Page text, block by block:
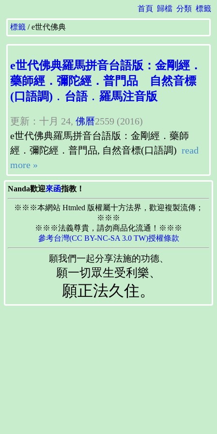
首頁 歸檔 分類 標籤
標籤 e世代佛典
e世代佛典羅馬拼音台語版：金剛經．
藥師經．彌陀經．普門品 自然音標
(口語調)﹒台語﹒羅馬注音版
更新：十月 24, 佛曆2559 (2016)
e世代佛典羅馬拼音台語版：金剛經．藥師
經．彌陀經．普門品, 自然音標(口語調) read
more »
Nanda歡迎來函指教！
※※※本網站 Htmled 版權屬十方法界，歡迎複製流傳；
※※※
※※※法義尊貴，請勿商品化流通！※※※
參考台灣(CC BY-NC-SA 3.0 TW)授權條款
願我們一起分享法施的功德、
願一切眾生受利樂、
願正法久住。